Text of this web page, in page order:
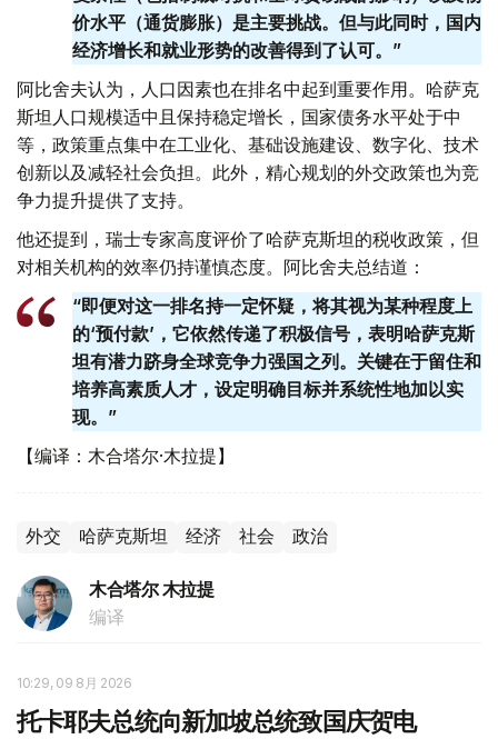
价水平（通货膨胀）是主要挑战。但与此同时，国内
经济增长和就业形势的改善得到了认可。”
阿比舍夫认为，人口因素也在排名中起到重要作用。哈萨克
斯坦人口规模适中且保持稳定增长，国家债务水平处于中
等，政策重点集中在工业化、基础设施建设、数字化、技术
创新以及减轻社会负担。此外，精心规划的外交政策也为竞
争力提升提供了支持。
他还提到，瑞士专家高度评价了哈萨克斯坦的税收政策，但
对相关机构的效率仍持谨慎态度。阿比舍夫总结道：
“即便对这一排名持一定怀疑，将其视为某种程度上
的‘预付款’，它依然传递了积极信号，表明哈萨克斯
坦有潜力跻身全球竞争力强国之列。关键在于留住和
培养高素质人才，设定明确目标并系统性地加以实
现。”
【编译：木合塔尔·木拉提】
外交 哈萨克斯坦 经济 社会 政治
木合塔尔 木拉提
编译
10:29, 09 8月 2026
托卡耶夫总统向新加坡总统致国庆贺电